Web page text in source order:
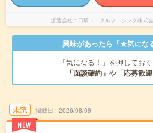
派遣会社 日研トータルソーシング株式
興味があったら「★気にな
「気になる！」を押してお
「面談確約」 や 「応募歓迎
未読
NEW
掲載日 2026/08/09